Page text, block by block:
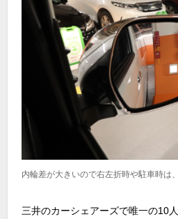
内輪差が大きいので右左折時や駐車時は
三井のカーシェアーズで唯一の10